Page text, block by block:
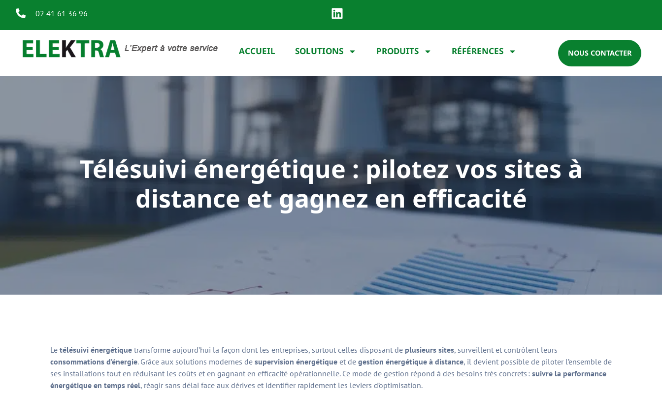
02 41 61 36 96
ACCUEIL SOLUTIONS PRODUITS RÉFÉRENCES NOUS CONTACTER
Télésuivi énergétique : pilotez vos sites à
distance et gagnez en efficacité
Le télésuivi énergétique transforme aujourd’hui la façon dont les entreprises, surtout celles disposant de plusieurs sites, surveillent et contrôlent leurs
consommations d’énergie. Grâce aux solutions modernes de supervision énergétique et de gestion énergétique à distance, il devient possible de piloter l’ensemble de
ses installations tout en réduisant les coûts et en gagnant en efficacité opérationnelle. Ce mode de gestion répond à des besoins très concrets : suivre la performance
énergétique en temps réel, réagir sans délai face aux dérives et identifier rapidement les leviers d’optimisation.